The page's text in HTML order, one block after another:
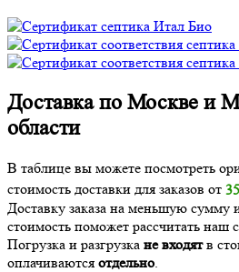
Доставка по Москве и
области
В таблице вы можете посмотреть
стоимость доставки для заказов от
Доставку заказа на меньшую сумму
стоимость поможет рассчитать наш
Погрузка и разгрузка не входятв
оплачиваются отдельно